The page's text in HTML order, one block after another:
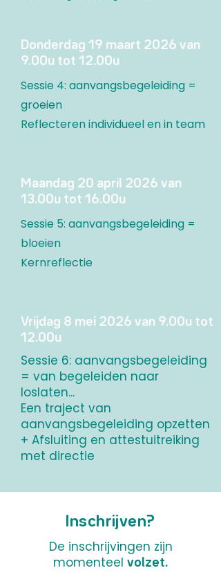
Donderdag 19 maart 2026 van
9.00u tot 12.00u
Sessie 4: aanvangsbegeleiding =
groeien
Reflecteren individueel en in team
Maandag 20 april 2026 van
13.00u tot 16.00u
Sessie 5: aanvangsbegeleiding =
bloeien
Kernreflectie
Vrijdag 8 mei 2026 van 9.00u tot
12.00u
Sessie 6: aanvangsbegeleiding
= van begeleiden naar
loslaten...
Een traject van
aanvangsbegeleiding opzetten
+ Afsluiting en attestuitreiking
met directie
Inschrijven?
De inschrijvingen zijn
momenteel volzet.